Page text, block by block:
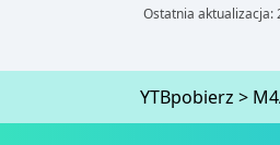
Ostatnia aktualizacja:
YTBpobierz >